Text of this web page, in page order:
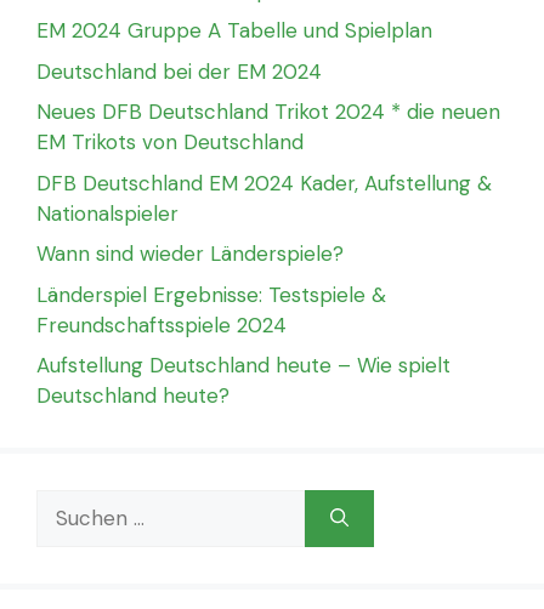
EM 2024 Gruppe A Tabelle und Spielplan
Deutschland bei der EM 2024
Neues DFB Deutschland Trikot 2024 * die neuen
EM Trikots von Deutschland
DFB Deutschland EM 2024 Kader, Aufstellung &
Nationalspieler
Wann sind wieder Länderspiele?
Länderspiel Ergebnisse: Testspiele &
Freundschaftsspiele 2024
Aufstellung Deutschland heute – Wie spielt
Deutschland heute?
Suchen
nach: